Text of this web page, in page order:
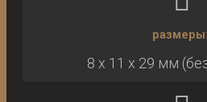
размеры:
8 x 11 x 29 мм